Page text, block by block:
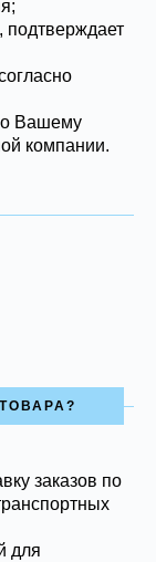
Вашему
компании.
заказов по
для